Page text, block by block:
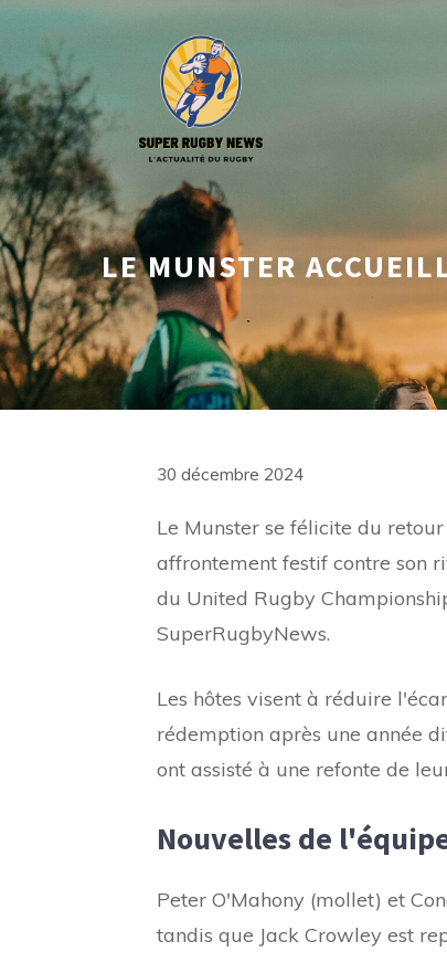
Aller
contenu
LE MUNSTER
30 décembre 2024
Le Munster se félicite du
affrontement festif contre son
du United Rugby
SuperRugbyNews.
Les hôtes visent à réduire
rédemption après une année
ont assisté à une refonte de
Nouvelles de
Peter O'Mahony (mollet) et
tandis que Jack Crowley est